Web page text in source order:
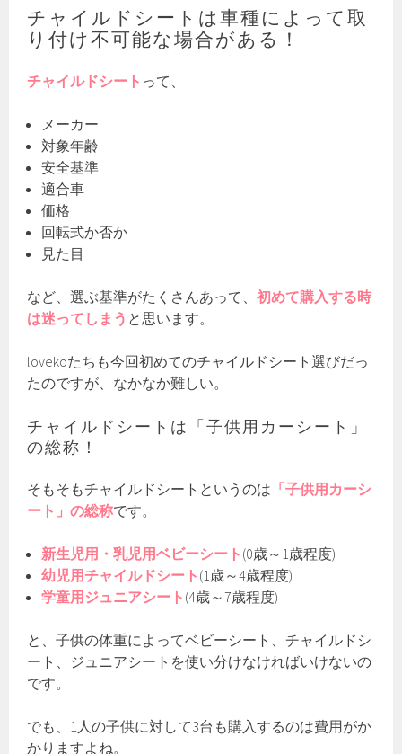
チャイルドシートは車種によって取
り付け不可能な場合がある！
チャイルドシート って、
メーカー
対象年齢
安全基準
適合車
価格
回転式か否か
見た目
など、選ぶ基準がたくさんあって、初めて購入する時
は迷ってしまう と思います。
lovekoたちも今回初めてのチャイルドシート選びだっ
たのですが、なかなか難しい。
チャイルドシートは「子供用カーシート」
の総称！
そもそもチャイルドシートというのは 「子供用カーシ
ート」の総称です。
新生児用・乳児用ベビーシート (0歳～1歳程度)
幼児用チャイルドシート (1歳～4歳程度)
学童用ジュニアシート (4歳～7歳程度)
と、子供の体重によってベビーシート、チャイルドシ
ート、ジュニアシートを使い分けなければいけないの
です。
でも、1人の子供に対して3台も購入するのは費用がか
かりますよね。